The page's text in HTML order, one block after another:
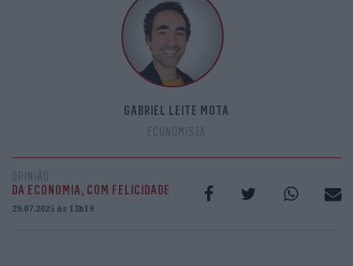
GABRIEL LEITE MOTA
ECONOMISTA
OPINIÃO
DA ECONOMIA, COM FELICIDADE
29.07.2025 às 13h19